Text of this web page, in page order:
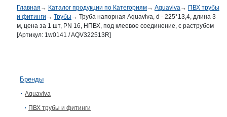
Главная → Каталог продукции по Категориям→ Aquaviva→ ПВХ трубы
и фитинги → Трубы → Труба напорная Aquaviva, d - 225*13,4, длина 3
м, цена за 1 шт, PN 16, НПВХ, под клеевое соединение, с раструбом
[Артикул: 1w0141 / AQV322513R]
Бренды
Aquaviva
ПВХ трубы и фитинги